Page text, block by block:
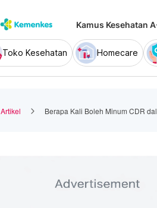
Kamus Kesehatan
Toko Kesehatan Homecare
Artikel Berapa Kali Boleh Minum CDR